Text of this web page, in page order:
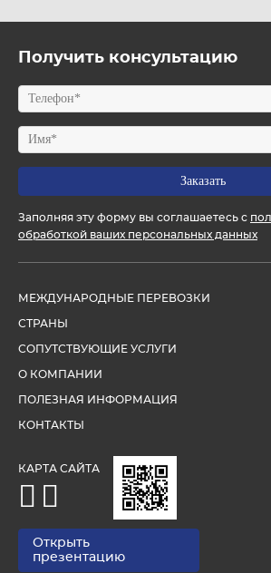
Получить консультацию
Заполняя эту форму вы соглашаетесь с
обработкой ваших персональных данных
МЕЖДУНАРОДНЫЕ ПЕРЕВОЗКИ
СТРАНЫ
СОПУТСТВУЮЩИЕ УСЛУГИ
О КОМПАНИИ
ПОЛЕЗНАЯ ИНФОРМАЦИЯ
КОНТАКТЫ
КАРТА САЙТА
Открыть
презентацию